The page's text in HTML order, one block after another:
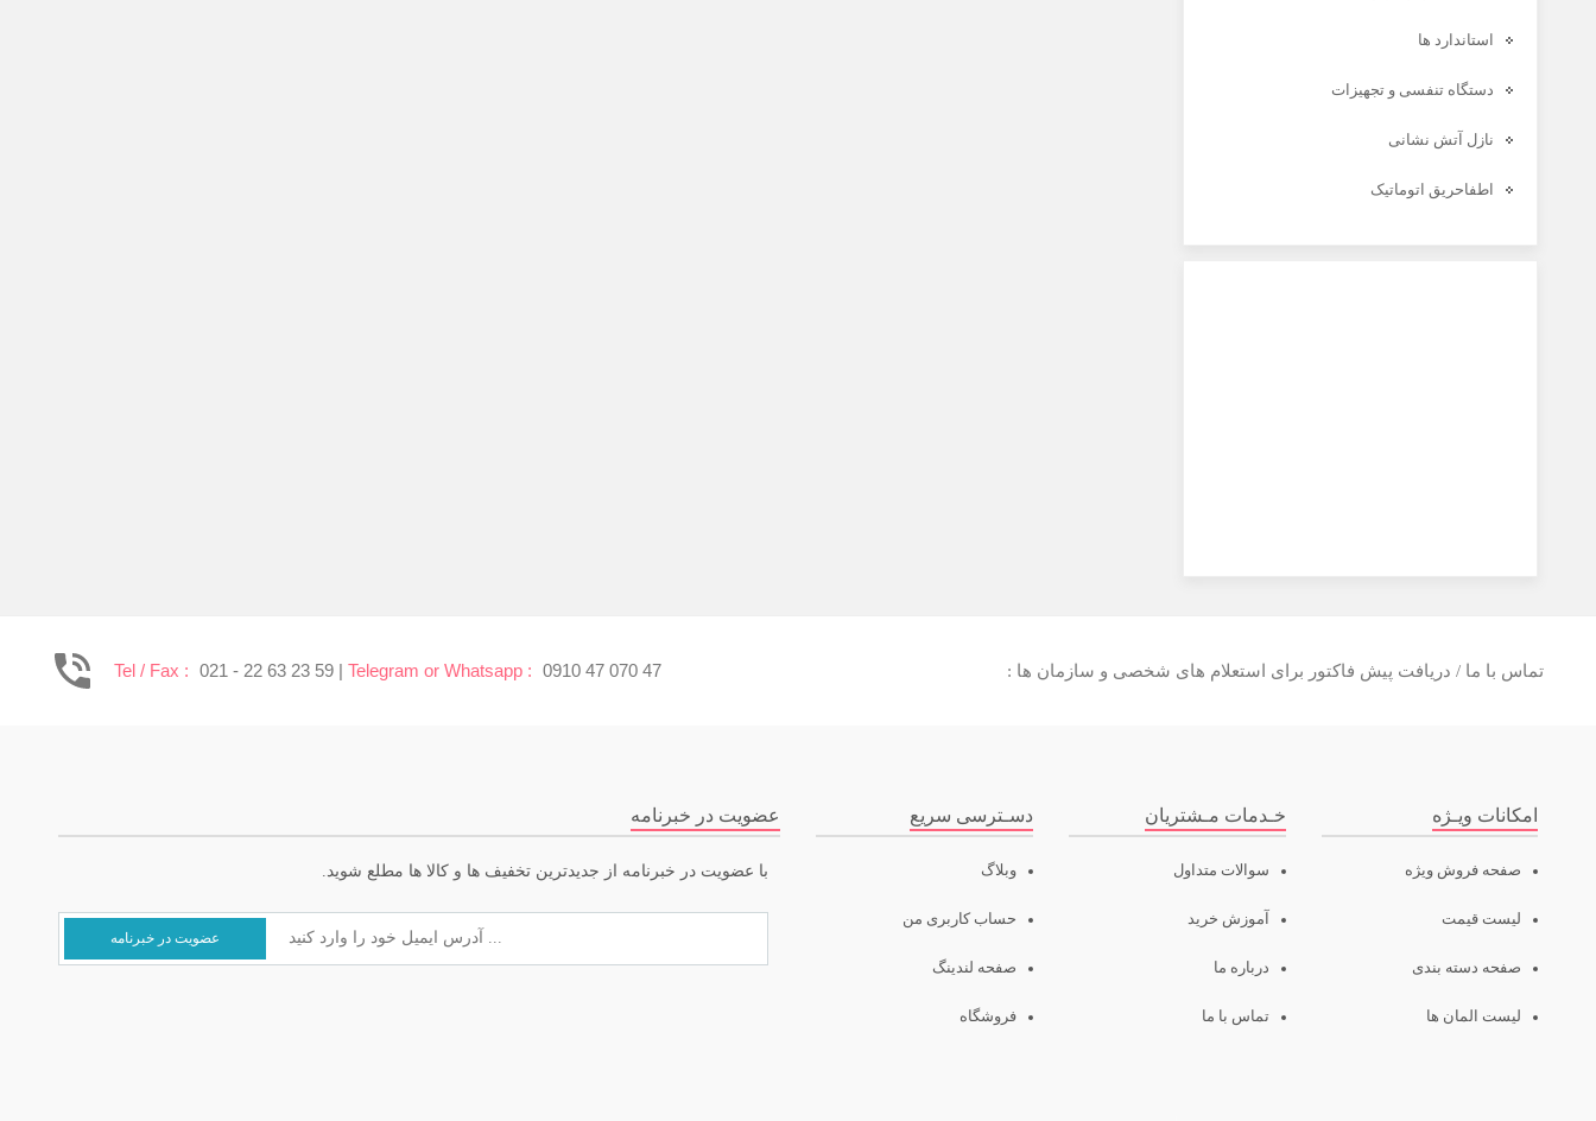
استاندارد ها
دستگاه تنفسی و تجهیزات
نازل آتش نشانی
اطفاحریق اتوماتیک
تماس با ما / دریافت پیش فاکتور برای استعلام های شخصی و سازمان ها : Tel / Fax : 021 - 22 63 23 59 |Telegram or Whatsapp : 0910 47 070 47
امکانات ویـژه
صفحه فروش ویژه
لیست قیمت
صفحه دسته بندی
لیست المان ها
خـدمات مـشتریان
سوالات متداول
آموزش خرید
درباره ما
تماس با ما
دسـترسی سریع
وبلاگ
حساب کاربری من
صفحه لندینگ
فروشگاه
عضویت در خبرنامه
با عضویت در خبرنامه از جدیدترین تخفیف ها و کالا ها مطلع شوید.